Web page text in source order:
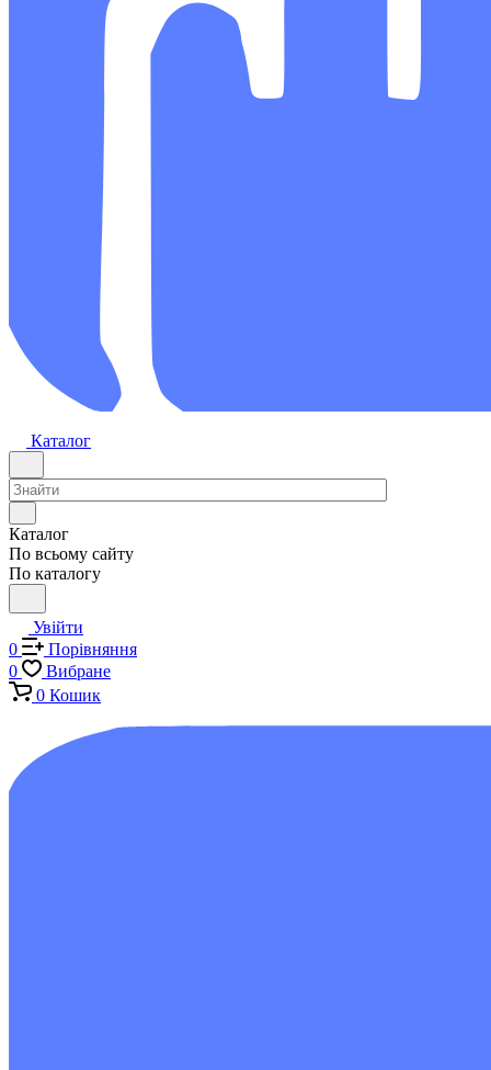
Каталог
Каталог
По всьому сайту
По каталогу
Увійти
0
Порівняння
0
Вибране
0 Кошик